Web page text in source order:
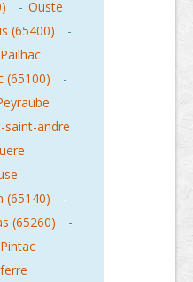
- Ouste
(65400)
-
Pailhac
(65100)
-
saint-andre
(65140)
-
(65260)
-
Pintac